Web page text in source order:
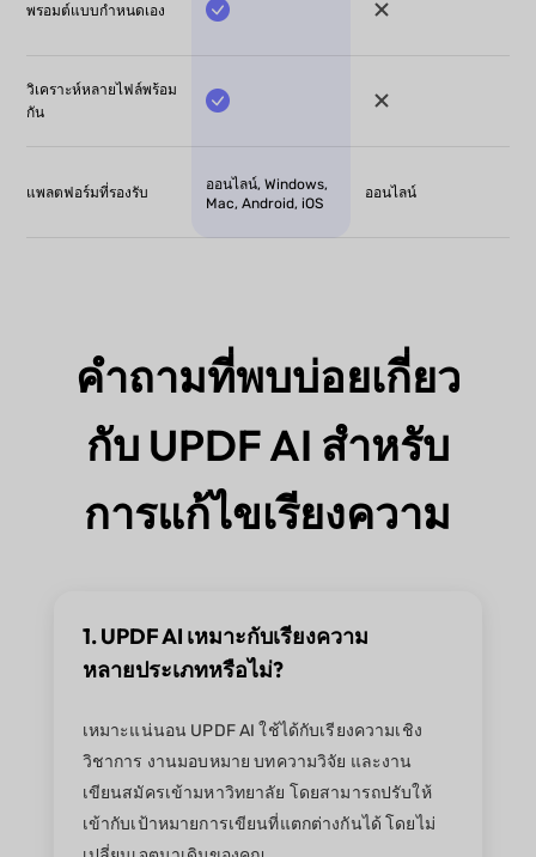
พรอมต์แบบกำหนดเอง
วิเคราะห์หลายไฟล์พร้อม
กัน
แพลตฟอร์มที่รองรับ
ออนไลน์, Windows,
Mac, Android, iOS
ออนไลน์
คำถามที่พบบ่อยเกี่ยว
กับ UPDF AI สำหรับ
การแก้ไขเรียงความ
1. UPDF AI เหมาะกับเรียงความ
หลายประเภทหรือไม่?
เหมาะแน่นอน UPDF AI ใช้ได้กับเรียงความเชิง
วิชาการ งานมอบหมาย บทความวิจัย และงาน
เขียนสมัครเข้ามหาวิทยาลัย โดยสามารถปรับให้
เข้ากับเป้าหมายการเขียนที่แตกต่างกันได้ โดยไม่